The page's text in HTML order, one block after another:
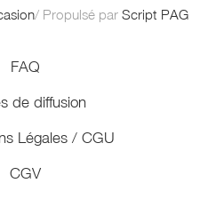
/ Propulsé par Script PAG
FAQ
de diffusion
Légales / CGU
CGV